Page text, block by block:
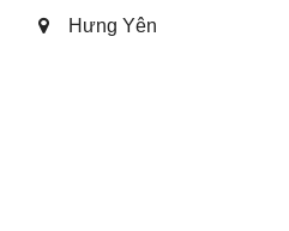
Hưng Yên